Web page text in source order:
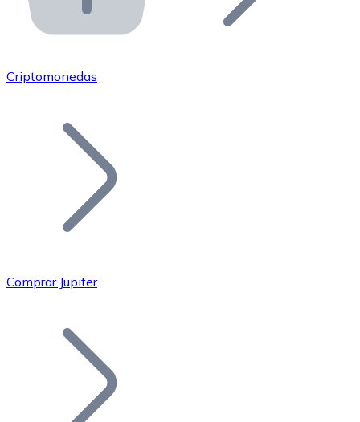
Integra nuestra API en tu ecosistema.
Únete a nuestra red de distribuidores.
Añade tu proyecto a nuestro ecosistema.
Bitcoin
Criptomonedas
Comprar Jupiter